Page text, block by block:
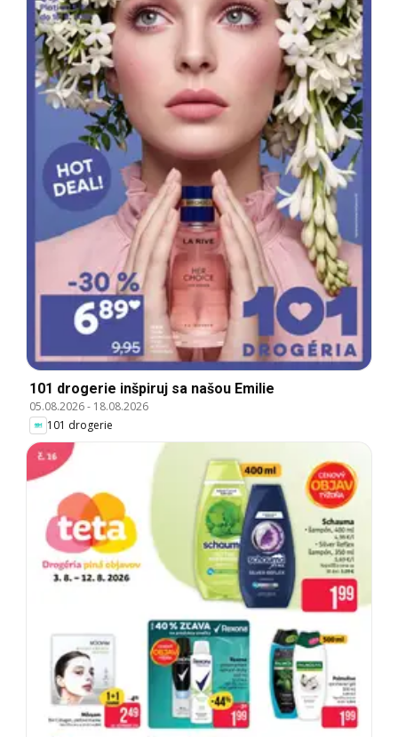
101 drogerie inšpiruj sa našou Emilie
05.08.2026- 18.08.2026
101 drogerie